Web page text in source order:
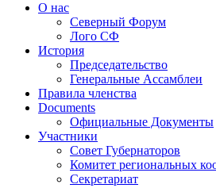
О нас
Северный Форум
Лого СФ
История
Председательство
Генеральные Ассамблеи
Правила членства
Documents
Официальные Документы
Участники
Совет Губернаторов
Комитет региональных
Секретариат